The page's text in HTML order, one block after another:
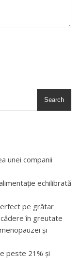
Search
unei companii
echilibrată
pe grătar
în greutate
și
peste 21% și